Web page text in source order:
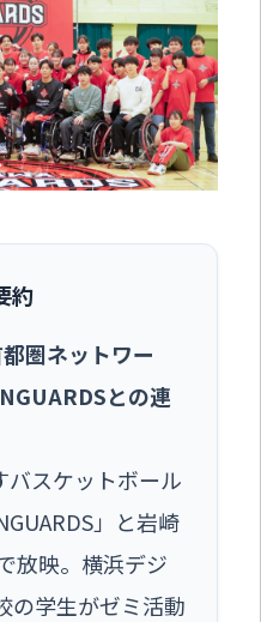
約
圏ネットワー
との連
バスケットボール
」と岩崎
放映。横浜デジ
の学生がゼミ活動